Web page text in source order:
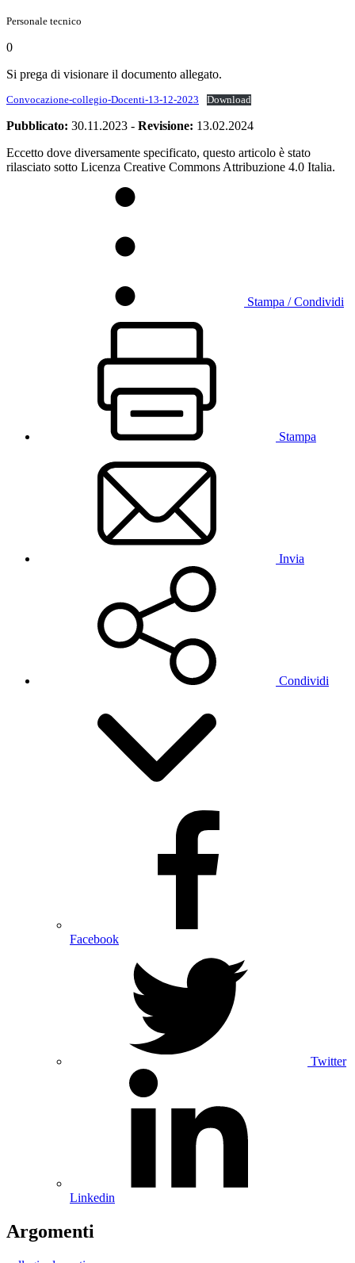
Personale tecnico
0
Si prega di visionare il documento allegato.
Convocazione-collegio-Docenti-13-12-2023 Download
Pubblicato: 30.11.2023 - Revisione: 13.02.2024
Eccetto dove diversamente specificato, questo articolo è stato
rilasciato sotto Licenza Creative Commons Attribuzione 4.0 Italia.
Stampa / Condividi
Stampa
Invia
Condividi
Facebook
Twitter
Linkedin
Argomenti